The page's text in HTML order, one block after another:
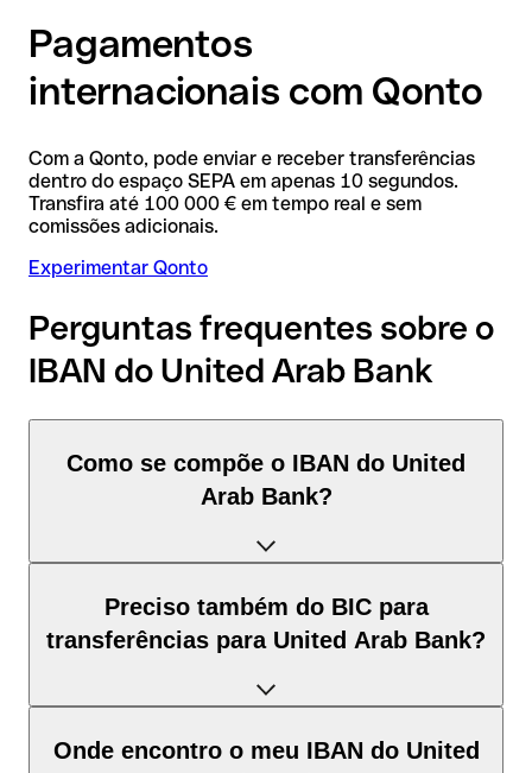
Pagamentos
internacionais com Qonto
Com a Qonto, pode enviar e receber transferências
dentro do espaço SEPA em apenas 10 segundos.
Transfira até 100 000 € em tempo real e sem
comissões adicionais.
Experimentar Qonto
Perguntas frequentes sobre o
IBAN do United Arab Bank
Como se compõe o IBAN do United
Arab Bank?
caracteres e é composto por três elementos:
Código de país (posição 1–2): Emirados Árabes Unidos
3166-1.
Preciso também do BIC para
transferências para United Arab Bank?
Onde encontro o meu IBAN do United